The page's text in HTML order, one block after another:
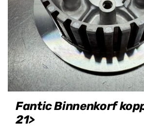
Fantic Binnenkorf
21>